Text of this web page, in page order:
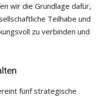
wir die Grundlage dafür,
Teilhabe und
zu verbinden und
fünf strategische